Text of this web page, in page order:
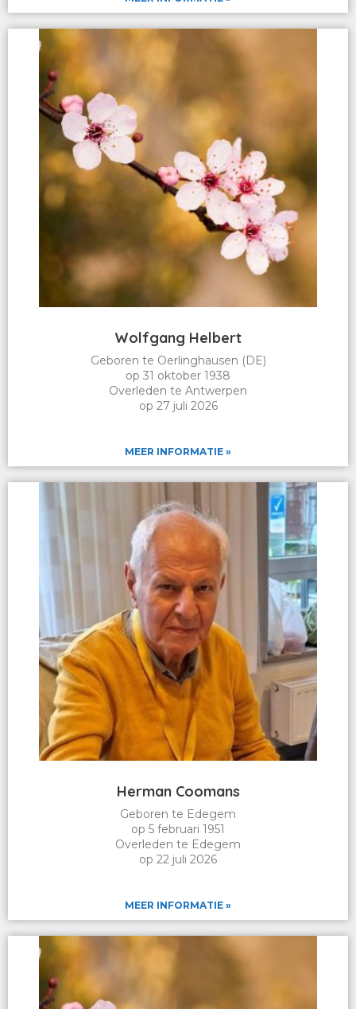
Wolfgang Helbert
Geboren te Oerlinghausen (DE)
op 31 oktober 1938
Overleden te Antwerpen
op 27 juli 2026
MEER INFORMATIE »
Herman Coomans
Geboren te Edegem
op 5 februari 1951
Overleden te Edegem
op 22 juli 2026
MEER INFORMATIE »